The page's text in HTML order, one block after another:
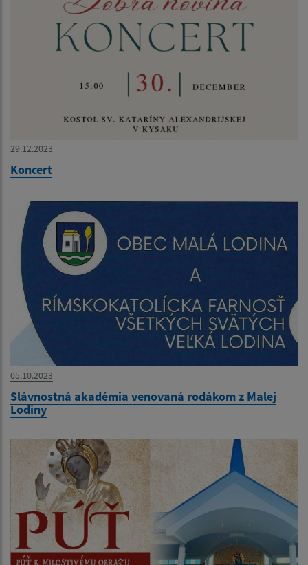
29.12.2023
Koncert
05.10.2023
Slávnostná akadémia venovaná rodákom z Malej
Lodiny